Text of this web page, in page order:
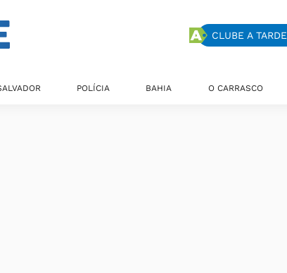
CLUBE A TARDE
POLÍCIA BAHIA O CARRASCO